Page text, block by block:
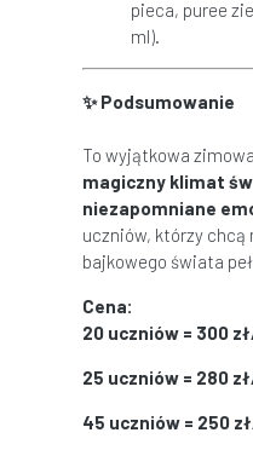
pieca, puree
ml).
✨Podsumowanie
To wyjątkowa
magiczny klimat ś
niezapomniane
uczniów, którzy chcą
bajkowego świata
Cena:
20 uczniów = 300
25 uczniów = 280
45 uczniów = 250